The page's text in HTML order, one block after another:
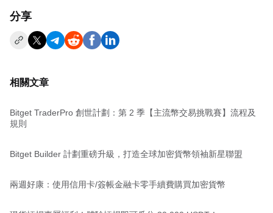
分享
相關文章
Bitget TraderPro 創世計劃：第 2 季【主流幣交易挑戰賽】流程及
規則
Bitget Builder 計劃重磅升級，打造全球加密貨幣領袖新星聯盟
兩週好康：使用信用卡/簽帳金融卡零手續費購買加密貨幣